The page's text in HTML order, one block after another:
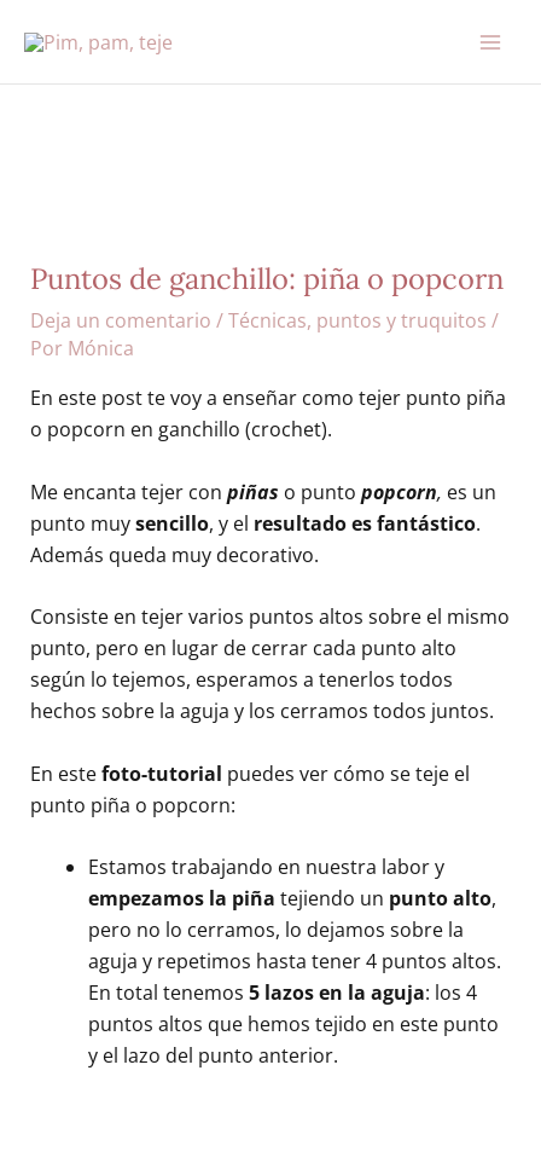
contenido
Puntos de ganchillo: piña o popcorn
Deja un comentario /Técnicas, puntos y truquitos /
Por Mónica
En este post te voy a enseñar como tejer punto piña
o popcorn en ganchillo (crochet).
Me encanta tejer con piñas o punto popcorn, es un
punto muysencillo, y el resultado es fantástico.
Además queda muy decorativo.
Consiste en tejer varios puntos altos sobre el mismo
punto, pero en lugar de cerrar cada punto alto
según lo tejemos, esperamos a tenerlos todos
hechos sobre la aguja y los cerramos todos juntos.
En estefoto-tutorial puedes ver cómo se teje el
punto piña o popcorn:
Estamos trabajando en nuestra labor y
empezamos la piña tejiendo un punto alto,
pero no lo cerramos, lo dejamos sobre la
aguja y repetimos hasta tener 4 puntos altos.
En total tenemos 5 lazos en la aguja: los 4
puntos altos que hemos tejido en este punto
y el lazo del punto anterior.